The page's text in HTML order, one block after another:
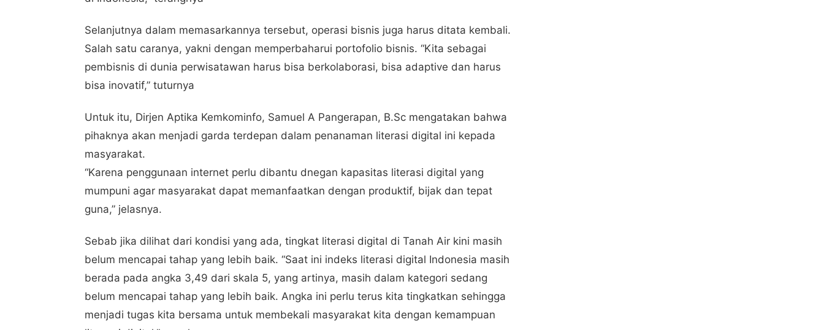
Selanjutnya dalam memasarkannya tersebut, operasi bisnis juga harus ditata kembali.
Salah satu caranya, yakni dengan memperbaharui portofolio bisnis. “Kita sebagai
pembisnis di dunia perwisatawan harus bisa berkolaborasi, bisa adaptive dan harus
bisa inovatif,” tuturnya
Untuk itu, Dirjen Aptika Kemkominfo, Samuel A Pangerapan, B.Sc mengatakan bahwa
pihaknya akan menjadi garda terdepan dalam penanaman literasi digital ini kepada
masyarakat.
“Karena penggunaan internet perlu dibantu dnegan kapasitas literasi digital yang
mumpuni agar masyarakat dapat memanfaatkan dengan produktif, bijak dan tepat
guna,” jelasnya.
Sebab jika dilihat dari kondisi yang ada, tingkat literasi digital di Tanah Air kini masih
belum mencapai tahap yang lebih baik. “Saat ini indeks literasi digital Indonesia masih
berada pada angka 3,49 dari skala 5, yang artinya, masih dalam kategori sedang
belum mencapai tahap yang lebih baik. Angka ini perlu terus kita tingkatkan sehingga
menjadi tugas kita bersama untuk membekali masyarakat kita dengan kemampuan